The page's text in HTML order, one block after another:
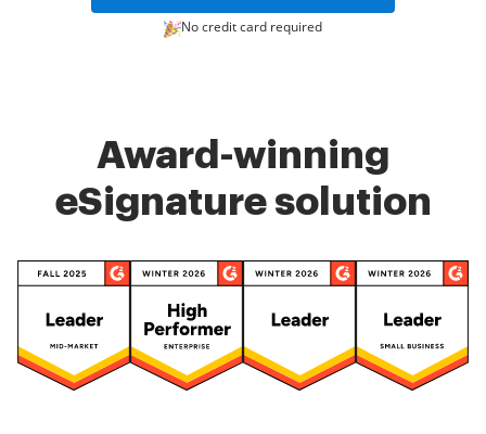
No credit card required
Award-winning
eSignature solution